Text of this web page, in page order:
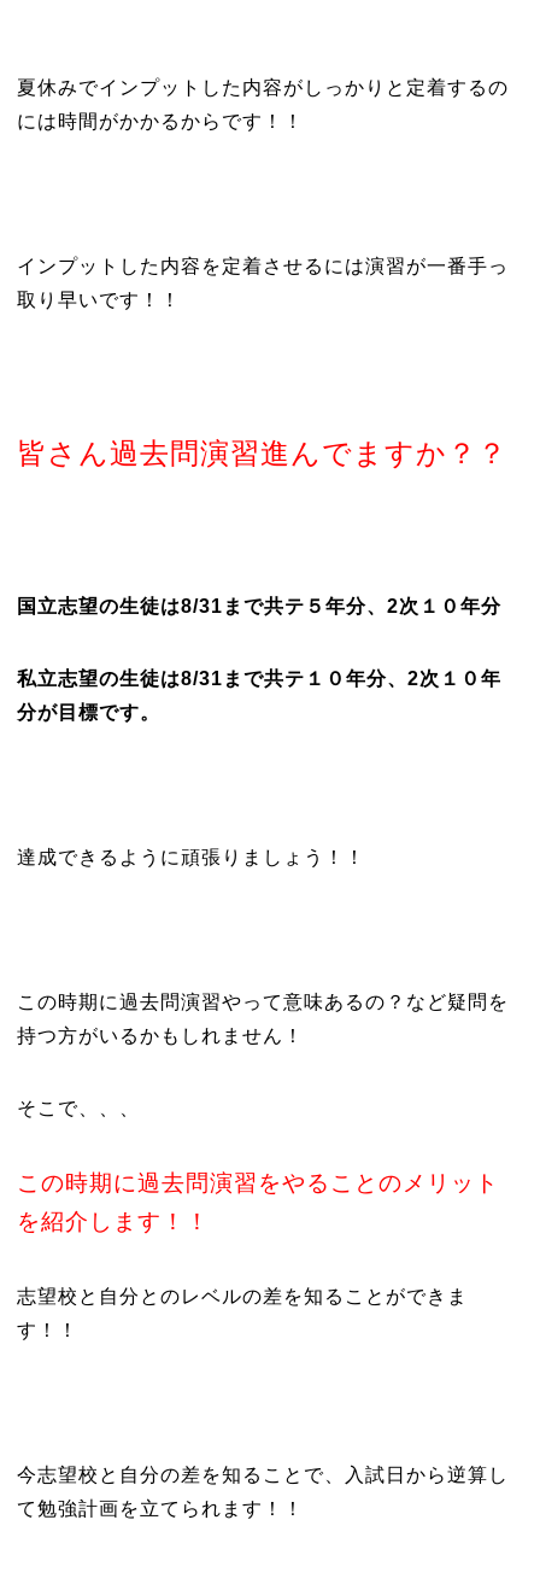
夏休みでインプットした内容がしっかりと定着するの
には時間がかかるからです！！
インプットした内容を定着させるには演習が一番手っ
取り早いです！！
皆さん過去問演習進んでますか？？
国立志望の生徒は8/31まで共テ５年分、2次１０年分
私立志望の生徒は8/31まで共テ１０年分、2次１０年
分が目標です。
達成できるように頑張りましょう！！
この時期に過去問演習やって意味あるの？など疑問を
持つ方がいるかもしれません！
そこで、、、
この時期に過去問演習をやることのメリット
を紹介します！！
志望校と自分とのレベルの差を知ることができま
す！！
今志望校と自分の差を知ることで、入試日から逆算し
て勉強計画を立てられます！！